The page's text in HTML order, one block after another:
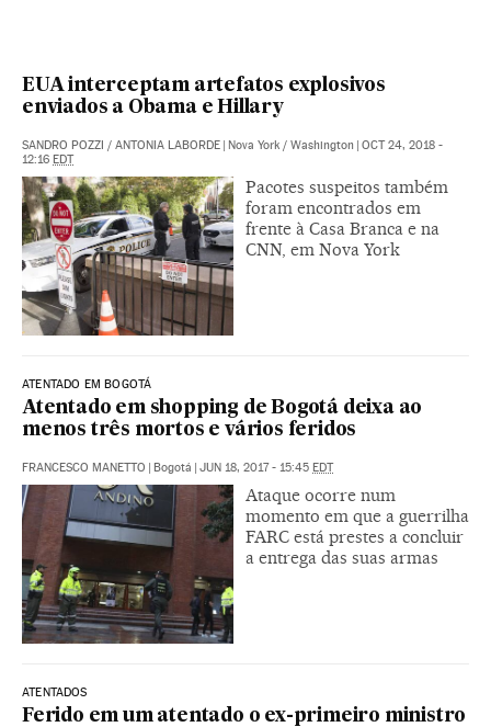
EUA interceptam artefatos explosivos
enviados a Obama e Hillary
SANDRO POZZI / ANTONIA LABORDE | Nova York / Washington | OCT 24, 2018 -
12:16 EDT
Pacotes suspeitos também
foram encontrados em
frente à Casa Branca e na
CNN, em Nova York
ATENTADO EM BOGOTÁ
Atentado em shopping de Bogotá deixa ao
menos três mortos e vários feridos
FRANCESCO MANETTO | Bogotá | JUN 18, 2017 - 15:45 EDT
Ataque ocorre num
momento em que a guerrilha
FARC está prestes a concluir
a entrega das suas armas
ATENTADOS
Ferido em um atentado o ex-primeiro ministro